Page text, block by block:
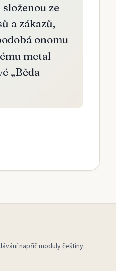
ze
a zákazů,
onomu
metal
„Běda
napříč moduly češtiny.